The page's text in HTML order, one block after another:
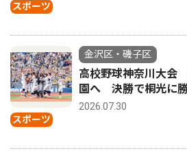
スポーツ
スポーツ
金沢区・磯子区
高校野球神奈川大会
園へ 決勝で桐光に
2026.07.30